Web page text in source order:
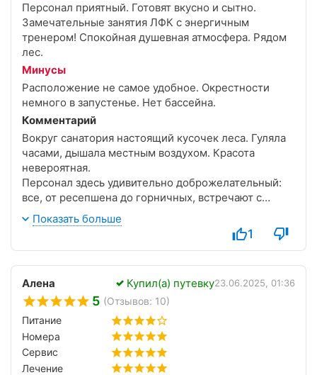
Персонал приятный. Готовят вкусно и сытно.
Замечательные занятия ЛФК с энергичным
тренером! Спокойная душевная атмосфера. Рядом
лес.
Минусы
Расположение не самое удобное. Окрестности
немного в запустенье. Нет бассейна.
Комментарий
Вокруг санатория настоящий кусочек леса. Гуляла
часами, дышала местным воздухом. Красота
невероятная.
Персонал здесь удивительно доброжелательный:
все, от ресепшена до горничных, встречают с
искренней улыбкой, здороваются, спрашивают о
самочувствии. Чувствуешь себя не просто гостем,
а человеком, о котором действительно заботятся.
подошли к моему питанию почти индивидуально.
Всегда предлагали альтернативы, овощные блюда,
рыбу, каши, салаты — всего хватало с избытком,
даже порой казалось, что слишком щедро. Всё
свежее, вкусное, полезное, уходила из-за стола
довольная и сытая.
Показать больше
1
Алена Купил(а) путевку23.06.2025, 01:36
5 (Отзывов: 10)
Питание
Номера
Сервис
Лечение